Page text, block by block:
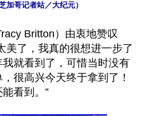
加哥记者站／大纪元）
Britton）由衷地赞叹
美了，我真的很想进一步了
就看到了，可惜当时没有
很高兴今天终于拿到了！
看到。”